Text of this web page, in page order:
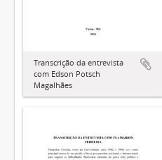
Transcrição da entrevista
com Edson Potsch
Magalhães